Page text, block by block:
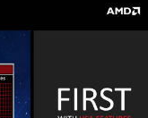
technischen
dem A10-7850K,
die neuen APUs
2014 soll es
im Handel
bereits im